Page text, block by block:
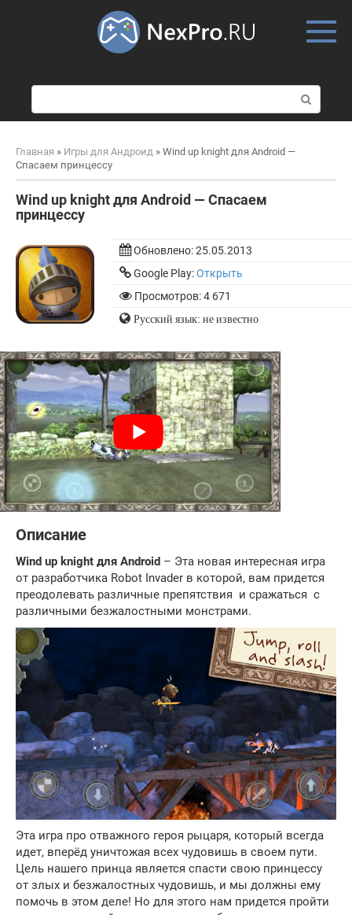
о
и
к
Главная » Игры для Андроид » Wind up knight для Android —
Спасаем принцессу
Wind up knight для Android — Спасаем
принцессу
Обновлено:25.05.2013
Google Play:Открыть
Просмотров: 4 671
Русский язык: не известно
Описание
Wind up knight для Android – Эта новая интересная игра
от разработчика Robot Invader в которой, вам придется
преодолевать различные препятствия и сражаться с
различными безжалостными монстрами.
Эта игра про отважного героя рыцаря, который всегда
идет, вперёд уничтожая всех чудовишь в своем пути.
Цель нашего принца является спасти свою принцессу
от злых и безжалостных чудовишь, и мы должны ему
помочь в этом деле! Но для этого нам придется пройти